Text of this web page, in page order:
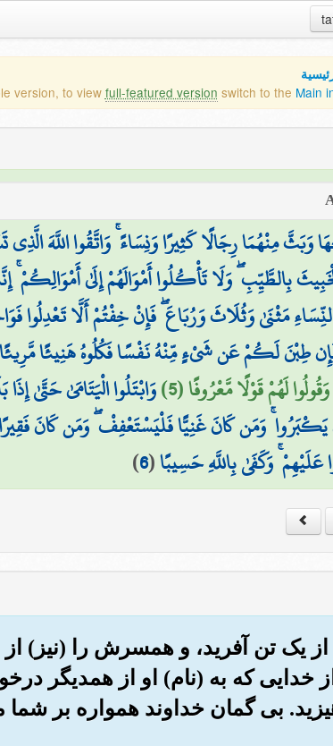
version, to view full-featured version switch to the Main
مِنْهُمَا رِجَالًا كَثِيرًا وَنِسَاءً ۚ وَاتَّقُوا اللَّهَ الَّذِي
الْخَبِيثَ بِالطَّيِّبِ ۖ وَلَا تَأْكُلُوا أَمْوَالَهُمْ إِلَىٰ أَمْوَالِكُمْ
مَثْنَىٰ وَثُلَاثَ وَرُبَاعَ ۖ فَإِنْ خِفْتُمْ أَلَّا تَعْدِلُوا
طِبْنَ لَكُمْ عَن شَيْءٍ مِّنْهُ نَفْسًا فَكُلُوهُ هَنِيئًا مَّرِيئًا
لَهُمْ قَوْلًا مَّعْرُوفًا (5) وَابْتَلُوا الْيَتَامَىٰ حَتَّىٰ إِذَا
أَن يَكْبَرُوا ۚ وَمَن كَانَ غَنِيًّا فَلْيَسْتَعْفِفْ ۖ وَمَن كَانَ
عَلَيْهِمْ ۚ وَكَفَىٰ بِاللَّهِ حَسِيبًا(
6
)
یک تن آفرید، و همسرش را (نیز) از
خدایی که به (نام) او از همدیگر
بی گمان خداوند همواره بر